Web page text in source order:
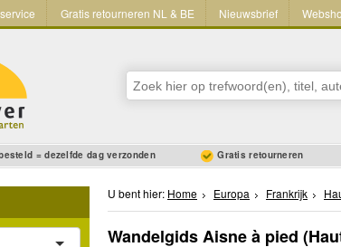
Gratis retourneren NL & BE Nieuwsbrief
= dezelfde dag verzonden Gratis retourneren
U bent hier: Home Europa Frankrijk
Wandelgids Aisne à pied